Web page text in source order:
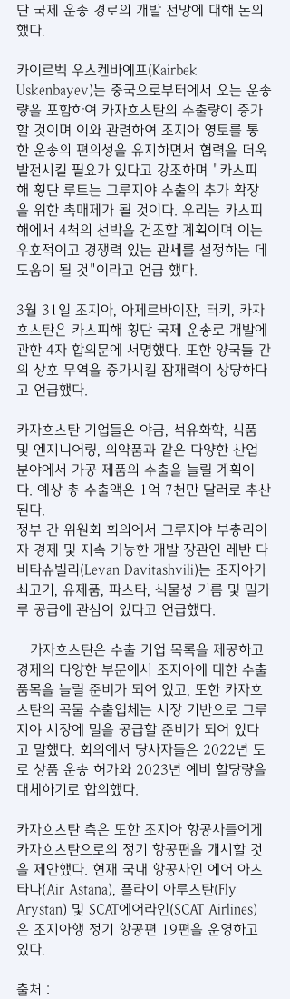
단 국제 운송 경로의 개발 전망에 대해 논의
했다.
카이르벡 우스켄바예프(Kairbek
Uskenbayev)는 중국으로부터에서 오는 운송
량을 포함하여 카자흐스탄의 수출량이 증가
할 것이며 이와 관련하여 조지아 영토를 통
한 운송의 편의성을 유지하면서 협력을 더욱
발전시킬 필요가 있다고 강조하며 "카스피
해 횡단 루트는 그루지야 수출의 추가 확장
을 위한 촉매제가 될 것이다. 우리는 카스피
해에서 4척의 선박을 건조할 계획이며 이는
우호적이고 경쟁력 있는 관세를 설정하는 데
도움이 될 것"이라고 언급 했다.
3월 31일 조지아, 아제르바이잔, 터키, 카자
흐스탄은 카스피해 횡단 국제 운송로 개발에
관한 4자 합의문에 서명했다. 또한 양국들 간
의 상호 무역을 증가시킬 잠재력이 상당하다
고 언급했다.
카자흐스탄 기업들은 야금, 석유화학, 식품
및 엔지니어링, 의약품과 같은 다양한 산업
분야에서 가공 제품의 수출을 늘릴 계획이
다. 예상 총 수출액은 1억 7천만 달러로 추산
된다.
정부 간 위원회 회의에서 그루지야 부총리이
자 경제 및 지속 가능한 개발 장관인 레반 다
비타슈빌리(Levan Davitashvili)는 조지아가
쇠고기, 유제품, 파스타, 식물성 기름 및 밀가
루 공급에 관심이 있다고 언급했다.
경제의 다양한 부문에서 조지아에 대한 수출
품목을 늘릴 준비가 되어 있고, 또한 카자흐
스탄의 곡물 수출업체는 시장 기반으로 그루
지야 시장에 밀을 공급할 준비가 되어 있다
고 말했다. 회의에서 당사자들은 2022년 도
로 상품 운송 허가와 2023년 예비 할당량을
대체하기로 합의했다.
카자흐스탄 측은 또한 조지아 항공사들에게
카자흐스탄으로의 정기 항공편을 개시할 것
을 제안했다. 현재 국내 항공사인 에어 아스
타나(Air Astana), 플라이 아루스탄(Fly
Arystan) 및 SCAT에어라인(SCAT Airlines)
은 조지아행 정기 항공편 19편을 운영하고
있다.
출처 :